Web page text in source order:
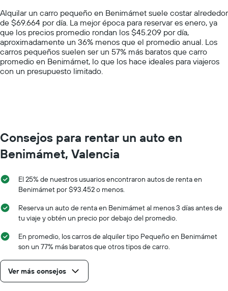
has
1
Y
axis
displaying
values.
Range:
Alquilar un carro pequeño en Benimámet suele costar alrededor
de $69.664 por día. La mejor época para reservar es enero, ya
que los precios promedio rondan los $45.209 por día,
aproximadamente un 36% menos que el promedio anual. Los
carros pequeños suelen ser un 57% más baratos que carro
promedio en Benimámet, lo que los hace ideales para viajeros
con un presupuesto limitado.
Consejos para rentar un auto en
Benimámet, Valencia
El 25% de nuestros usuarios encontraron autos de renta en
Benimámet por $93.452 o menos.
Reserva un auto de renta en Benimámet al menos 3 días antes de
tu viaje y obtén un precio por debajo del promedio.
En promedio, los carros de alquiler tipo Pequeño en Benimámet
son un 77% más baratos que otros tipos de carro.
Ver más consejos